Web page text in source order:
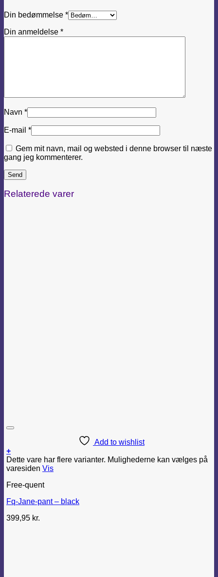
Din bedømmelse *
Din anmeldelse *
Navn *
E-mail *
Gem mit navn, mail og websted i denne browser til næste
gang jeg kommenterer.
Relaterede varer
Add to wishlist
+
Dette vare har flere varianter. Mulighederne kan vælges på
varesiden Vis
Free-quent
Fq-Jane-pant – black
399,95 kr.